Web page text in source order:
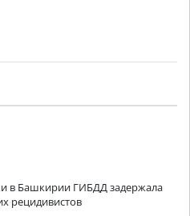
в Башкирии ГИБДД задержала
рецидивистов